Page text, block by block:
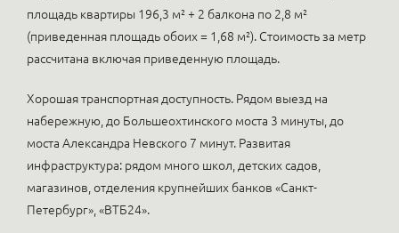
площадь квартиры 196,3 м² + 2 балкона по 2,8 м²
(приведенная площадь обоих = 1,68 м²). Стоимость за метр
рассчитана включая приведенную площадь.
Хорошая транспортная доступность. Рядом выезд на
набережную, до Большеохтинского моста 3 минуты, до
моста Александра Невского 7 минут. Развитая
инфраструктура: рядом много школ, детских садов,
магазинов, отделения крупнейших банков «Санкт-
Петербург», «ВТБ24».